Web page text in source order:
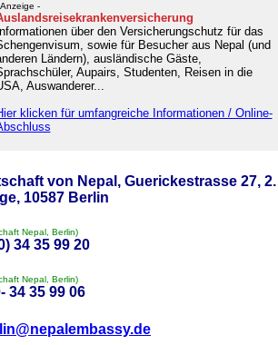
-
Informationen über den Versicherungschutz für das
sowie für Besucher aus Nepal (und
Ländern), ausländische Gäste,
Aupairs, Studenten, Reisen in die
Auswanderer...
klicken für umfangreiche Informationen / Online-
von Nepal, Guerickestrasse 27, 2.
10587 Berlin
Nepal, Berlin)
34 35 99 20
Nepal, Berlin)
34 35 99 06